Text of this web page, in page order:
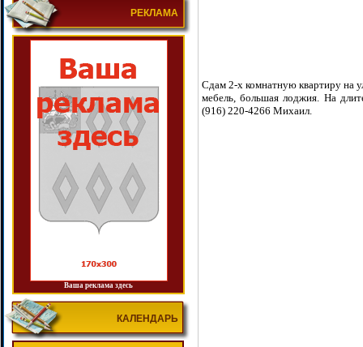
РЕКЛАМА
Ваша реклама здесь
КАЛЕНДАРЬ
Сдам 2-х комнатную квартиру на
мебель, большая лоджия. На
(916) 220-4266 Михаил.